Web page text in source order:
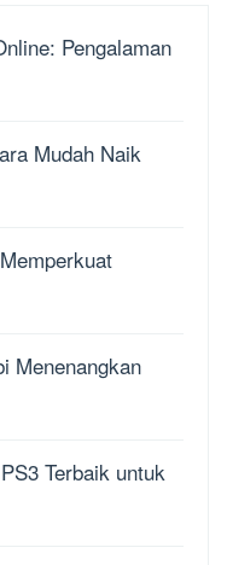
Pengalaman
Mudah Naik
Menenangkan
Terbaik untuk